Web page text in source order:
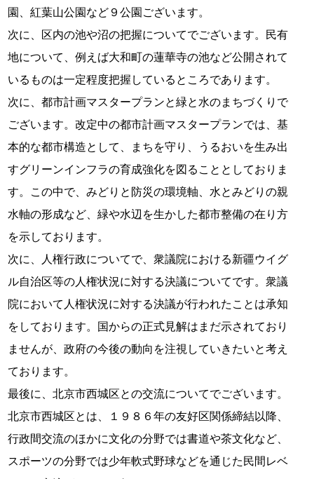
園、紅葉山公園など９公園ございます。
次に、区内の池や沼の把握についてでございます。民有
地について、例えば大和町の蓮華寺の池など公開されて
いるものは一定程度把握しているところであります。
次に、都市計画マスタープランと緑と水のまちづくりで
ございます。改定中の都市計画マスタープランでは、基
本的な都市構造として、まちを守り、うるおいを生み出
すグリーンインフラの育成強化を図ることとしておりま
す。この中で、みどりと防災の環境軸、水とみどりの親
水軸の形成など、緑や水辺を生かした都市整備の在り方
を示しております。
次に、人権行政についてで、衆議院における新疆ウイグ
ル自治区等の人権状況に対する決議についてです。衆議
院において人権状況に対する決議が行われたことは承知
をしております。国からの正式見解はまだ示されており
ませんが、政府の今後の動向を注視していきたいと考え
ております。
最後に、北京市西城区との交流についてでございます。
北京市西城区とは、１９８６年の友好区関係締結以降、
行政間交流のほかに文化の分野では書道や茶文化など、
スポーツの分野では少年軟式野球などを通じた民間レベ